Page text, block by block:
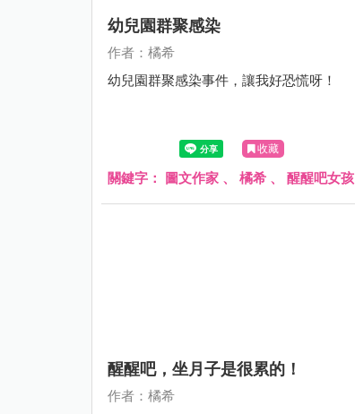
幼兒園群聚感染
作者：橘希
幼兒園群聚感染事件，讓我好恐慌呀！
收藏
關鍵字： 圖文作家 、 橘希 、 醒醒吧女孩
醒醒吧，坐月子是很累的！
作者：橘希